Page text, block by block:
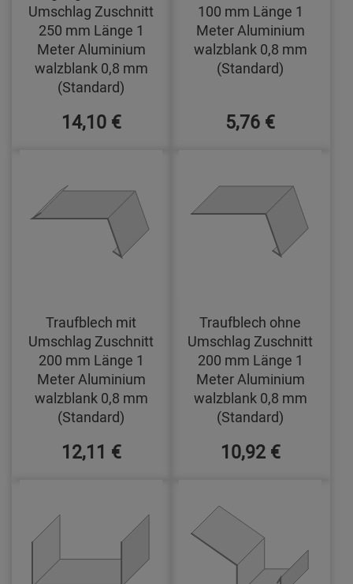
Umschlag Zuschnitt
250 mm Länge 1
Meter Aluminium
walzblank 0,8 mm
(Standard)
14,10 €
100 mm Länge 1
Meter Aluminium
walzblank 0,8 mm
(Standard)
5,76 €
Traufblech mit
Umschlag Zuschnitt
200 mm Länge 1
Meter Aluminium
walzblank 0,8 mm
(Standard)
12,11 €
Traufblech ohne
Umschlag Zuschnitt
200 mm Länge 1
Meter Aluminium
walzblank 0,8 mm
(Standard)
10,92 €